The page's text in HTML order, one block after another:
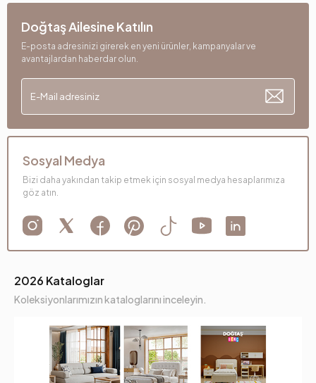
2026 Kataloglar
Koleksiyonlarımızın kataloglarını inceleyin.
Doğtaş Ailesine Katılın
E-posta adresinizi girerek en yeni ürünler, kampanyalar ve
avantajlardan haberdar olun.
Sosyal Medya
Bizi daha yakından takip etmek için sosyal medya hesaplarımıza
göz atın.